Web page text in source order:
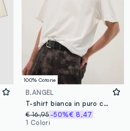
100% Cotone
B.ANGEL
T-shirt bianca in puro cotone a maniche corte
€ 16,95 -50%€ 8,47
1 Colori